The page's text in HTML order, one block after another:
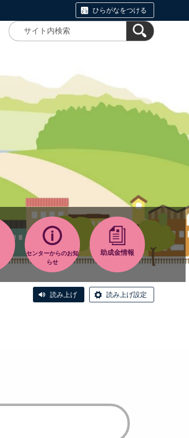
ひらがなをつける
センターからのお知
らせ
助成金情報
読み上げ 読み上げ設定